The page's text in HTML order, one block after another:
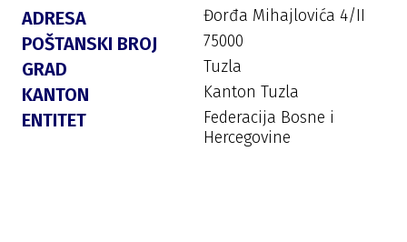
ADRESA Đorđa Mihajlovića 4/II
POŠTANSKI BROJ 75000
GRAD Tuzla
KANTON Kanton Tuzla
ENTITET
Federacija Bosne i
Hercegovine